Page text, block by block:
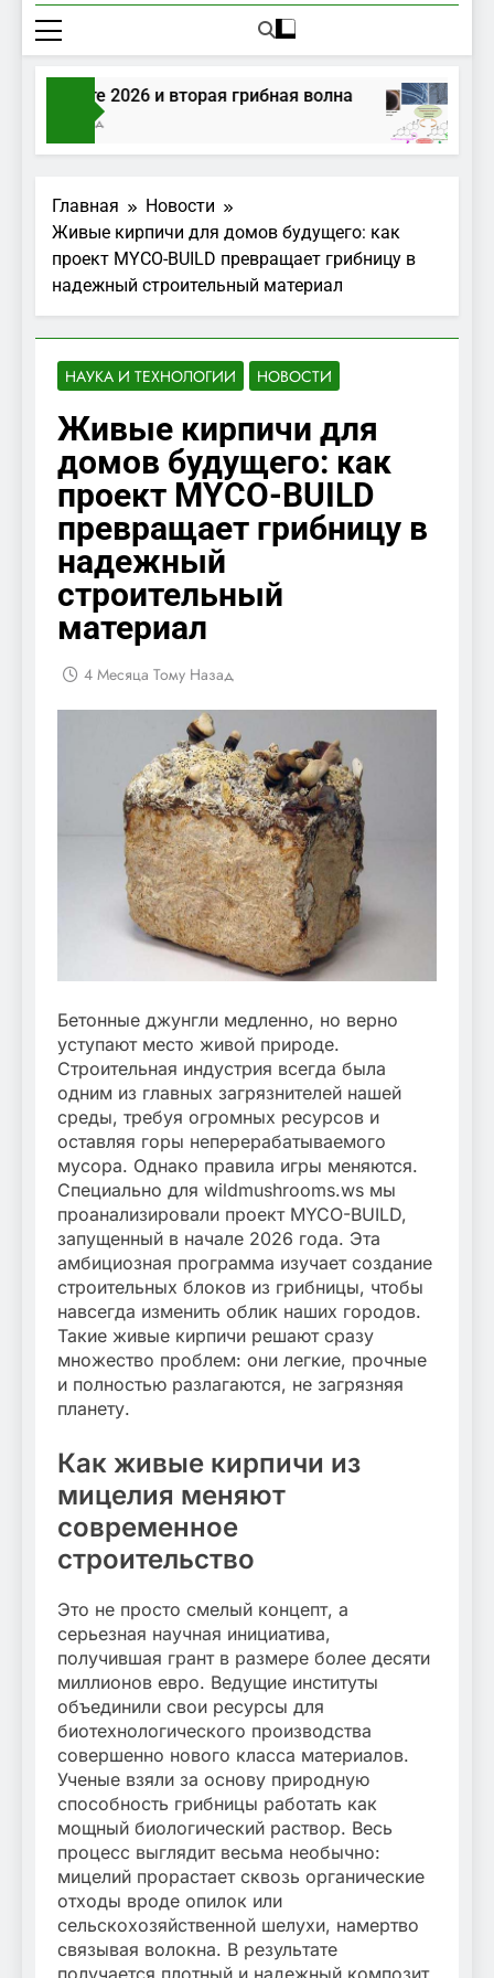
в августе 2026 и вторая грибная волна
Главная
Новости
Живые кирпичи для домов будущего: как
проект MYCO-BUILD превращает грибницу в
надежный строительный материал
НАУКА И ТЕХНОЛОГИИ НОВОСТИ
Живые кирпичи для
домов будущего: как
проект MYCO-BUILD
превращает грибницу в
надежный
строительный
материал
4 Месяца Тому Назад
Бетонные джунгли медленно, но верно
уступают место живой природе.
Строительная индустрия всегда была
одним из главных загрязнителей нашей
среды, требуя огромных ресурсов и
оставляя горы неперерабатываемого
мусора. Однако правила игры меняются.
Специально для wildmushrooms.ws мы
проанализировали проект MYCO-BUILD,
запущенный в начале 2026 года. Эта
амбициозная программа изучает создание
строительных блоков из грибницы, чтобы
навсегда изменить облик наших городов.
Такие живые кирпичи решают сразу
множество проблем: они легкие, прочные
и полностью разлагаются, не загрязняя
планету.
Как живые кирпичи из
мицелия меняют
современное
строительство
Это не просто смелый концепт, а
серьезная научная инициатива,
получившая грант в размере более десяти
миллионов евро. Ведущие институты
объединили свои ресурсы для
биотехнологического производства
совершенно нового класса материалов.
Ученые взяли за основу природную
способность грибницы работать как
мощный биологический раствор. Весь
процесс выглядит весьма необычно:
мицелий прорастает сквозь органические
отходы вроде опилок или
сельскохозяйственной шелухи, намертво
связывая волокна. В результате
получается плотный и надежный композит.